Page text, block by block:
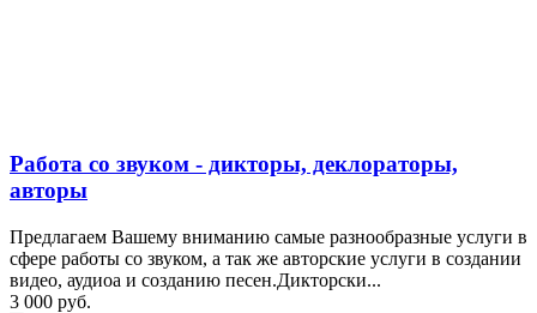
Работа со звуком - дикторы, деклораторы,
авторы
Предлагаем Вашему вниманию самые разнообразные услуги в
сфере работы со звуком, а так же авторские услуги в создании
видео, аудиоа и созданию песен.Дикторски...
3 000 руб.